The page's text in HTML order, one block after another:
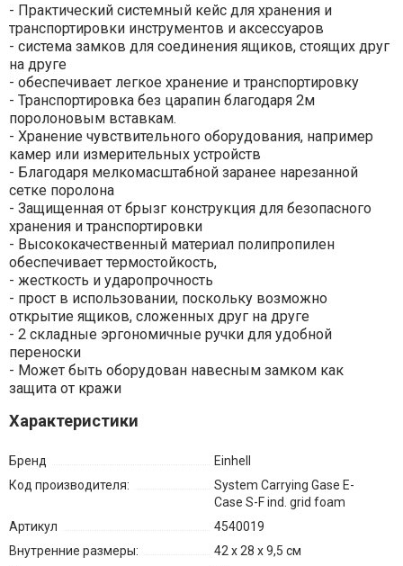
- Практический системный кейс для хранения и
транспортировки инструментов и аксессуаров
- система замков для соединения ящиков, стоящих друг
на друге
- обеспечивает легкое хранение и транспортировку
- Транспортировка без царапин благодаря 2м
поролоновым вставкам.
- Хранение чувствительного оборудования, например
камер или измерительных устройств
- Благодаря мелкомасштабной заранее нарезанной
сетке поролона
- Защищенная от брызг конструкция для безопасного
хранения и транспортировки
- Высококачественный материал полипропилен
обеспечивает термостойкость,
- жесткость и ударопрочность
- прост в использовании, поскольку возможно
открытие ящиков, сложенных друг на друге
- 2 складные эргономичные ручки для удобной
переноски
- Может быть оборудован навесным замком как
защита от кражи
Характеристики
Бренд
Einhell
Код производителя:
System Carrying Gase E-
Case S-F ind. grid foam
Артикул
4540019
Внутренние размеры:
42 x 28 x 9,5 см